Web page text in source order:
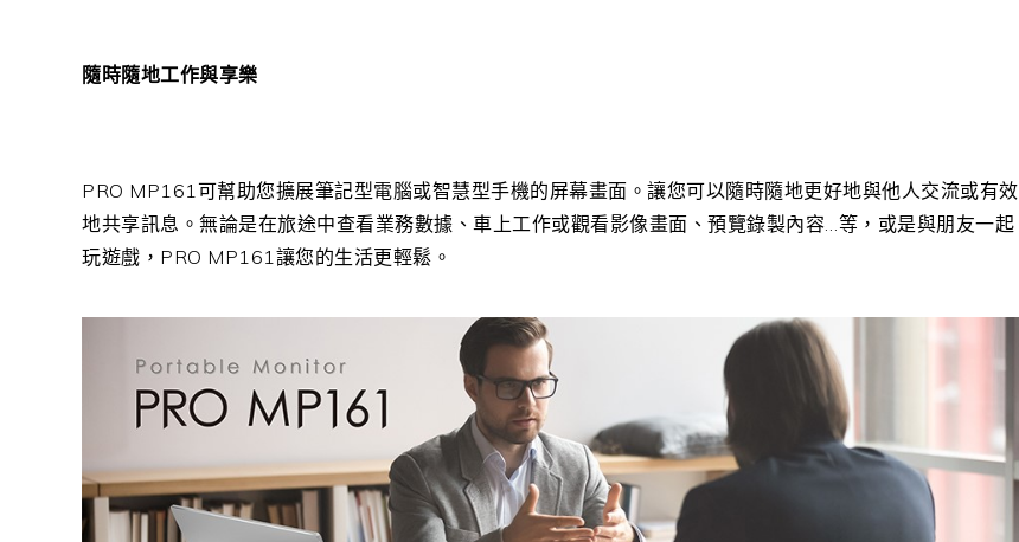
隨時隨地工作與享樂
PRO MP161可幫助您擴展筆記型電腦或智慧型手機的屏幕畫面。讓您可以隨時隨地更好地與他人交流或有效
地共享訊息。無論是在旅途中查看業務數據、車上工作或觀看影像畫面、預覽錄製內容…等，或是與朋友一起
玩遊戲， PRO MP161讓您的生活更輕鬆。